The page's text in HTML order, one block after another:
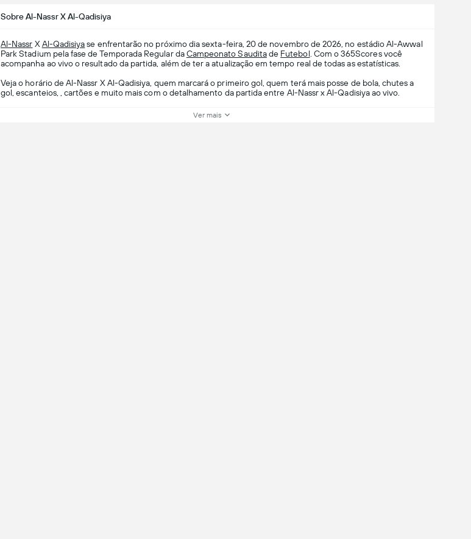
Sobre Al-Nassr X Al-Qadisiya
Al-Nassr X Al-Qadisiyase enfrentarão no próximo dia sexta-feira, 20 de novembro de 2026, no estádio Al-Awwal
Park Stadium pela fase de Temporada Regular daCampeonato Sauditade Futebol . Com o 365Scores você
acompanha ao vivo o resultado da partida, além de ter a atualização em tempo real de todas as estatísticas.
Veja o horário de Al-Nassr X Al-Qadisiya, quem marcará o primeiro gol, quem terá mais posse de bola, chutes a
gol, escanteios, , cartões e muito mais com o detalhamento da partida entre Al-Nassr x Al-Qadisiya ao vivo.
Ver mais